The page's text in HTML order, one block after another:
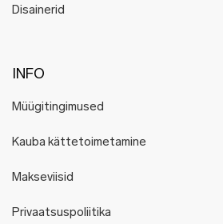
Disainerid
INFO
Müügitingimused
Kauba kättetoimetamine
Makseviisid
Privaatsuspoliitika